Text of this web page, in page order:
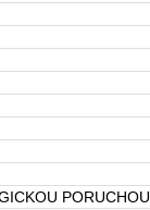
PORUCHOU